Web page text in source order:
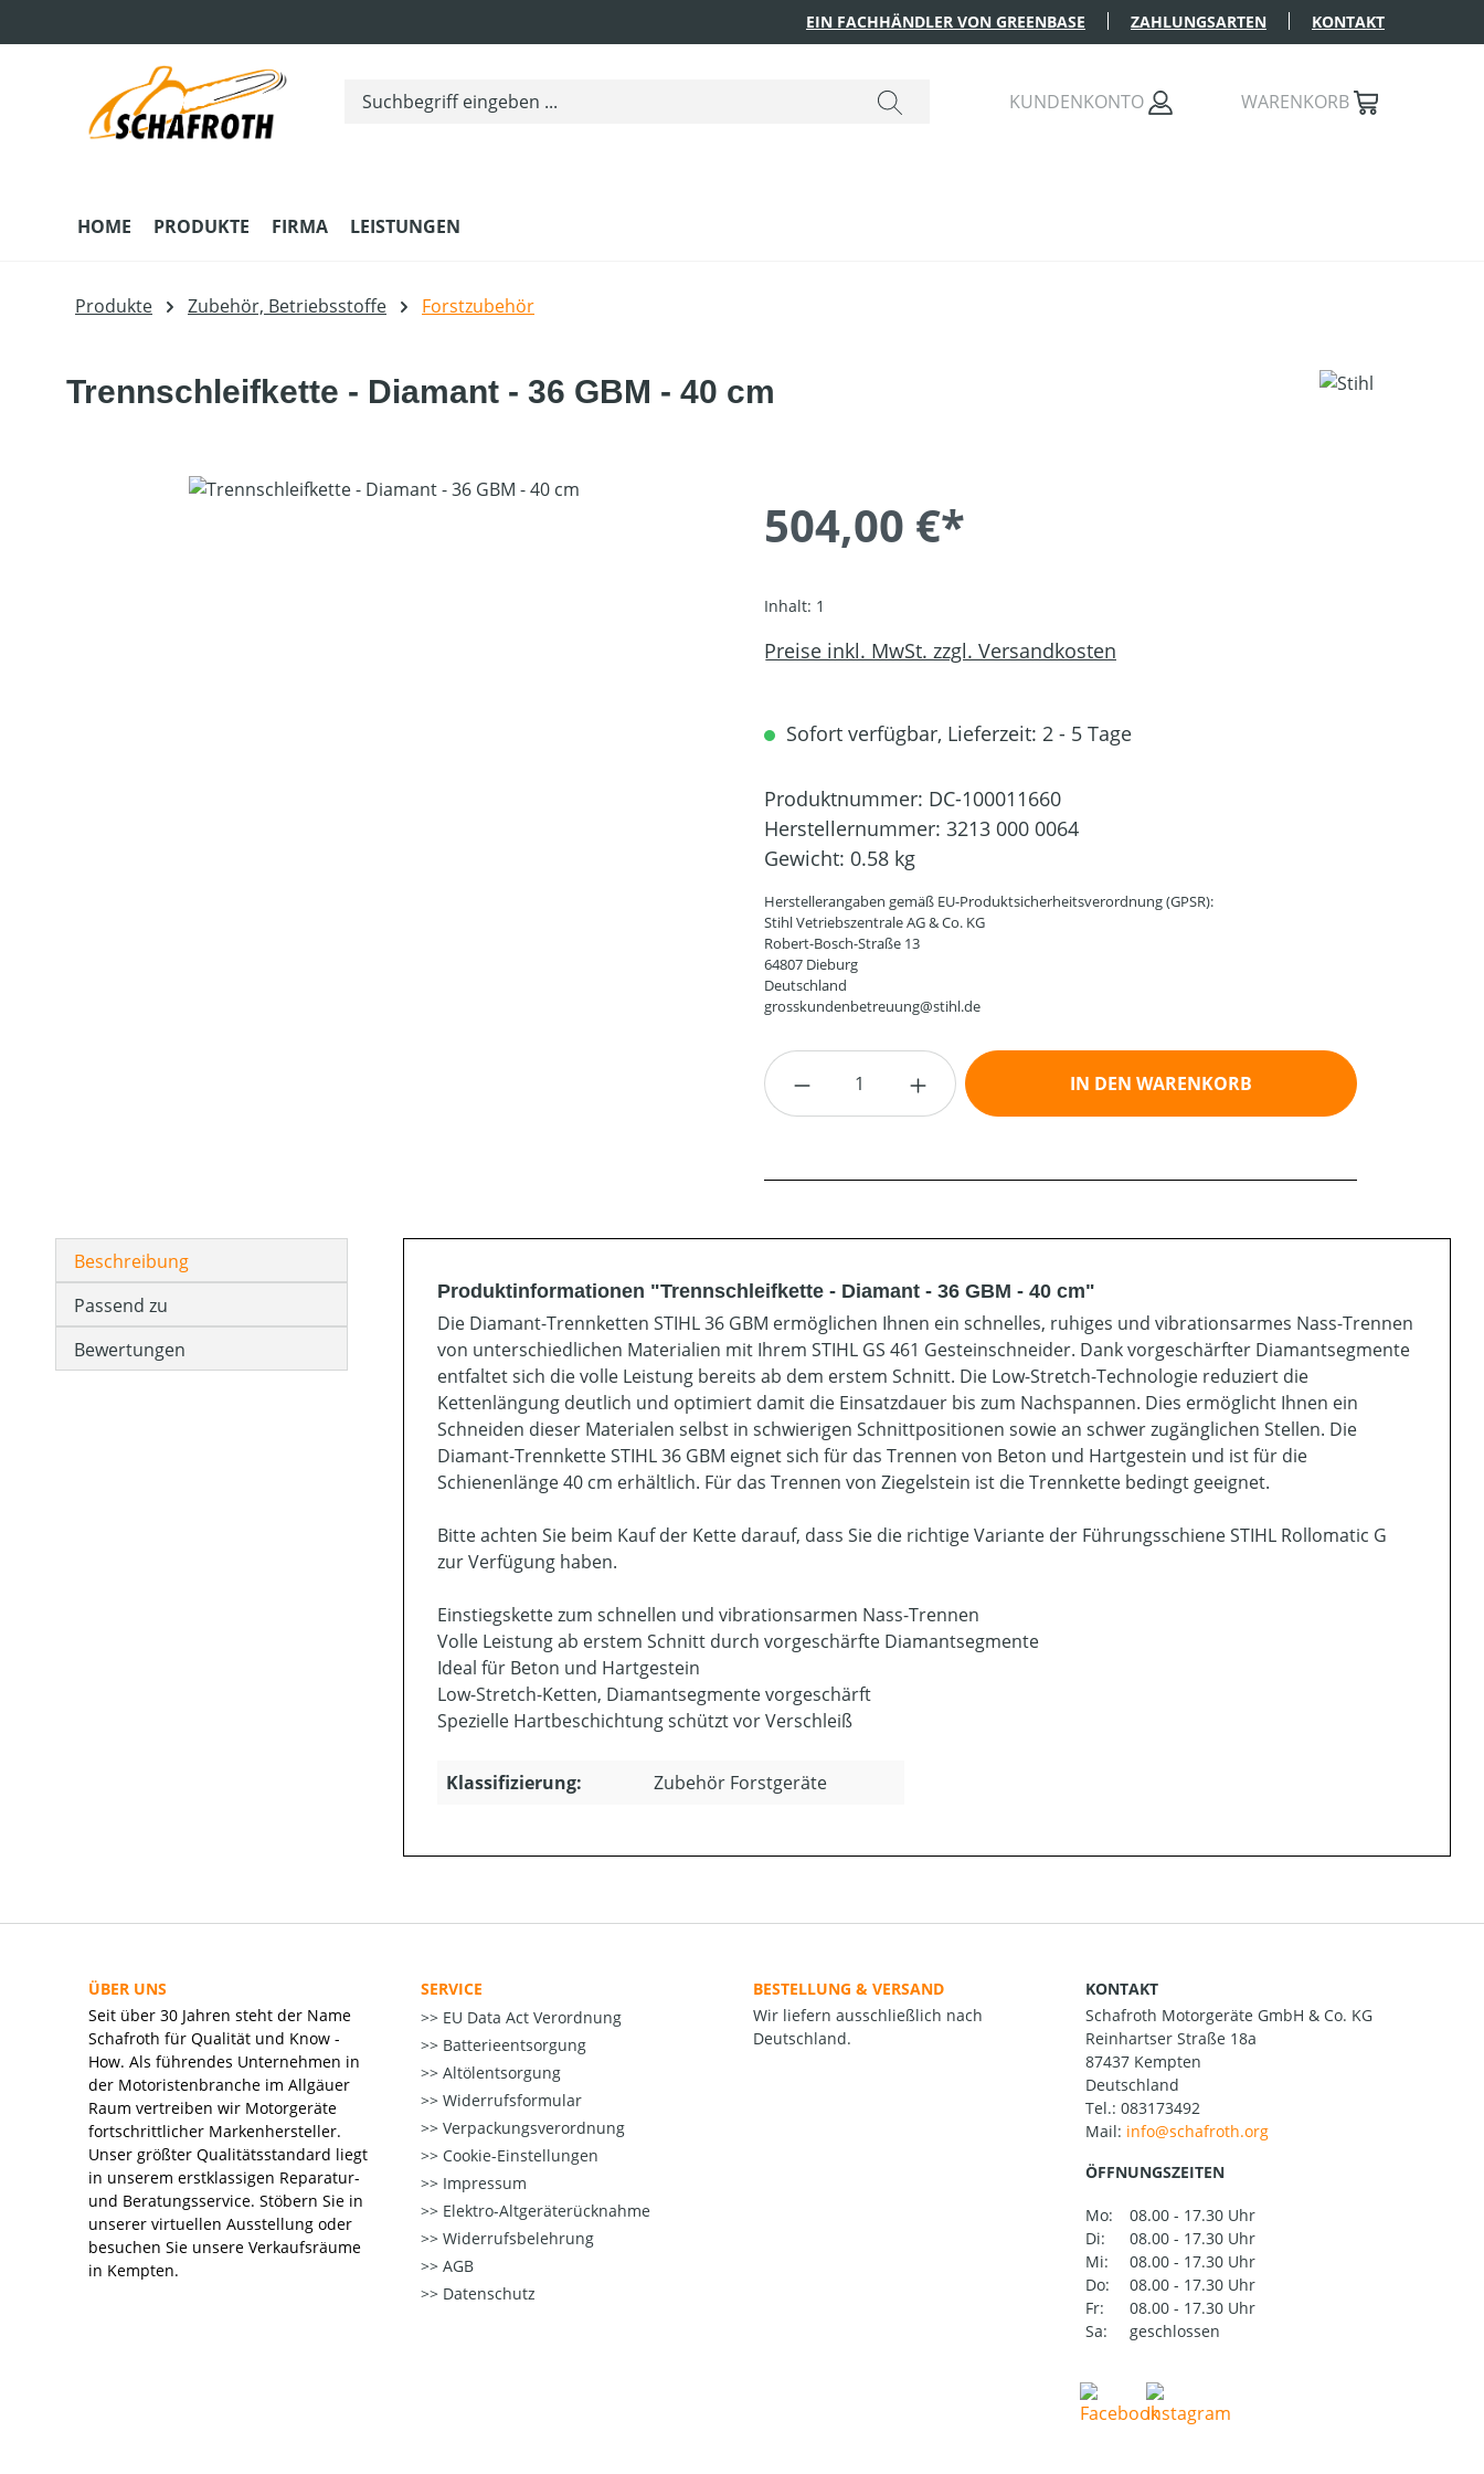
EIN FACHHÄNDLER VON GREENBASE ZAHLUNGSARTEN KONTAKT
KUNDENKONTO WARENKORB
HOME PRODUKTE FIRMA LEISTUNGEN
Produkte Zubehör, Betriebsstoffe Forstzubehör
Trennschleifkette - Diamant - 36 GBM - 40 cm
Bildergalerie überspringen
504,00 €*
Inhalt: 1
Preise inkl. MwSt. zzgl. Versandkosten
Sofort verfügbar, Lieferzeit: 2 - 5 Tage
Produktnummer: DC-100011660
Herstellernummer: 3213 000 0064
Gewicht: 0.58 kg
Herstellerangaben gemäß EU-Produktsicherheitsverordnung (GPSR):
Stihl Vetriebszentrale AG & Co. KG
Robert-Bosch-Straße 13
64807 Dieburg
Deutschland
grosskundenbetreuung@stihl.de
Produkt Anzahl: Gib den gewünschten Wert ein oder
IN DEN WARENKORB
Beschreibung
Passend zu
Bewertungen
Produktinformationen "Trennschleifkette - Diamant - 36 GBM - 40 cm"
Die Diamant-Trennketten STIHL 36 GBM ermöglichen Ihnen ein schnelles, ruhiges und vibrationsarmes Nass-Trennen
von unterschiedlichen Materialien mit Ihrem STIHL GS 461 Gesteinschneider. Dank vorgeschärfter Diamantsegmente
entfaltet sich die volle Leistung bereits ab dem erstem Schnitt. Die Low-Stretch-Technologie reduziert die
Kettenlängung deutlich und optimiert damit die Einsatzdauer bis zum Nachspannen. Dies ermöglicht Ihnen ein
Schneiden dieser Materialen selbst in schwierigen Schnittpositionen sowie an schwer zugänglichen Stellen. Die
Diamant-Trennkette STIHL 36 GBM eignet sich für das Trennen von Beton und Hartgestein und ist für die
Schienenlänge 40 cm erhältlich. Für das Trennen von Ziegelstein ist die Trennkette bedingt geeignet.
Bitte achten Sie beim Kauf der Kette darauf, dass Sie die richtige Variante der Führungsschiene STIHL Rollomatic G
zur Verfügung haben.
Einstiegskette zum schnellen und vibrationsarmen Nass-Trennen
Volle Leistung ab erstem Schnitt durch vorgeschärfte Diamantsegmente
Ideal für Beton und Hartgestein
Low-Stretch-Ketten, Diamantsegmente vorgeschärft
Spezielle Hartbeschichtung schützt vor Verschleiß
Klassifizierung: Zubehör Forstgeräte
ÜBER UNS
Seit über 30 Jahren steht der Name
Schafroth für Qualität und Know -
How. Als führendes Unternehmen in
der Motoristenbranche im Allgäuer
Raum vertreiben wir Motorgeräte
fortschrittlicher Markenhersteller.
Unser größter Qualitätsstandard liegt
in unserem erstklassigen Reparatur-
und Beratungsservice. Stöbern Sie in
unserer virtuellen Ausstellung oder
besuchen Sie unsere Verkaufsräume
in Kempten.
SERVICE
EU Data Act Verordnung
Batterieentsorgung
Altölentsorgung
Widerrufsformular
Verpackungsverordnung
Cookie-Einstellungen
Impressum
Elektro-Altgeräterücknahme
Widerrufsbelehrung
AGB
Datenschutz
BESTELLUNG & VERSAND
Wir liefern ausschließlich nach
Deutschland.
KONTAKT
Schafroth Motorgeräte GmbH & Co. KG
Reinhartser Straße 18a
87437 Kempten
Deutschland
Tel.: 083173492
Mail:
ÖFFNUNGSZEITEN
Mo:
08.00 - 17.30 Uhr
Di:
08.00 - 17.30 Uhr
Mi:
08.00 - 17.30 Uhr
Do:
08.00 - 17.30 Uhr
Fr:
08.00 - 17.30 Uhr
Sa:
geschlossen